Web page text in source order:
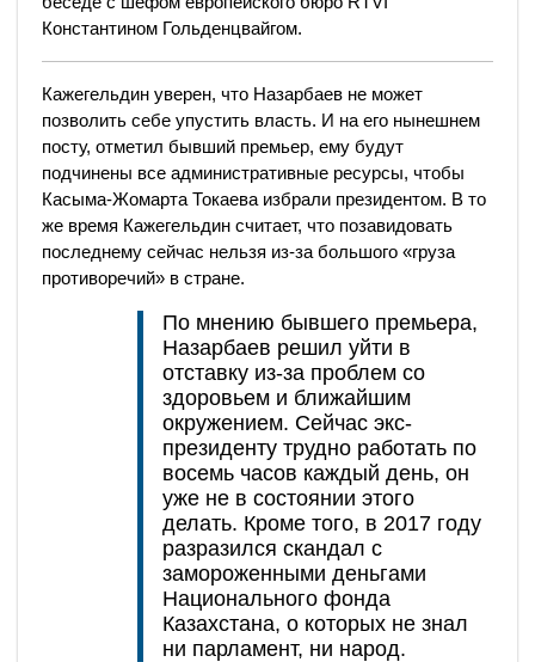
Константином Гольденцвайгом.
Кажегельдин уверен, что Назарбаев не может
позволить себе упустить власть. И на его нынешнем
посту, отметил бывший премьер, ему будут
подчинены все административные ресурсы, чтобы
Касыма-Жомарта Токаева избрали президентом. В то
же время Кажегельдин считает, что позавидовать
последнему сейчас нельзя из-за большого «груза
противоречий» в стране.
По мнению бывшего премьера,
Назарбаев решил уйти в
отставку из-за проблем со
здоровьем и ближайшим
окружением. Сейчас экс-
президенту трудно работать по
восемь часов каждый день, он
уже не в состоянии этого
делать. Кроме того, в 2017 году
разразился скандал с
замороженными деньгами
Национального фонда
Казахстана, о которых не знал
ни парламент, ни народ.